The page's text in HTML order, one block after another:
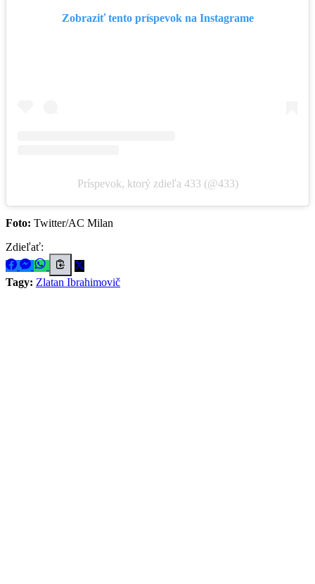
Zobraziť tento príspevok na Instagrame
Príspevok, ktorý zdieľa 433 (@433)
Foto: Twitter/AC Milan
Zdieľať:
Tagy: Zlatan Ibrahimovič